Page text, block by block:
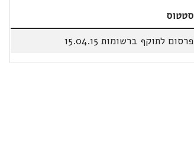
סטטוס
פרסום לתוקף ברשומות 15.04.15